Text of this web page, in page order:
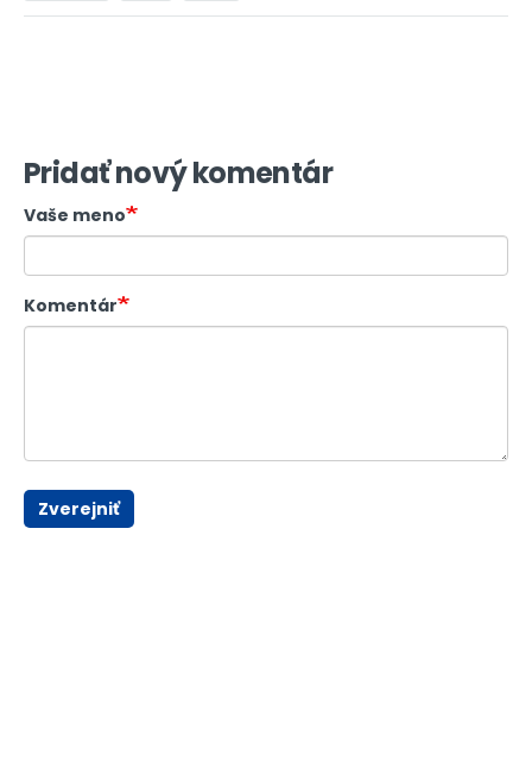
Pridať nový komentár
Vaše meno
Komentár
Zverejniť